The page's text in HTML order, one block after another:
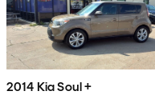
2014 Kia Soul +